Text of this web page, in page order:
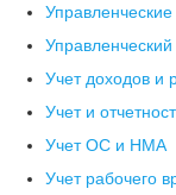
Управленческие
Учет доходов и
Учет и
Учет ОС и НМА
Учет рабочего